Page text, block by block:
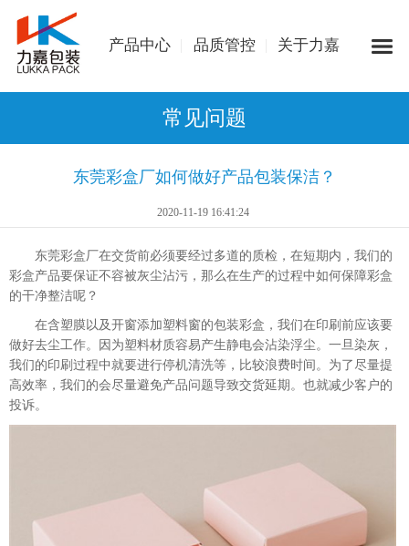
产品中心 品质管控 关于力嘉
常见问题
东莞彩盒厂如何做好产品包装保洁？
2020-11-19 16:41:24
东莞彩盒厂在交货前必须要经过多道的质检，在短期内，我们的
彩盒产品要保证不容被灰尘沾污，那么在生产的过程中如何保障彩盒
的干净整洁呢？
在含塑膜以及开窗添加塑料窗的包装彩盒，我们在印刷前应该要
做好去尘工作。因为塑料材质容易产生静电会沾染浮尘。一旦染灰，
我们的印刷过程中就要进行停机清洗等，比较浪费时间。为了尽量提
高效率，我们的会尽量避免产品问题导致交货延期。也就减少客户的
投诉。